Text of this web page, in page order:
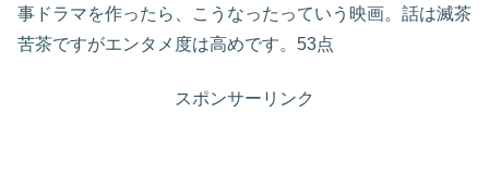
事ドラマを作ったら、こうなったっていう映画。話は滅茶
苦茶ですがエンタメ度は高めです。53点
スポンサーリンク